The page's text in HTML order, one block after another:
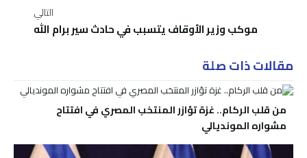
التالي
موكب وزير الأوقاف يتسبب في حادث سير برام الله
مقالات ذات صلة
من قلب الركام.. غزة تؤازر المنتخب المصري في افتتاح
مشواره المونديالي